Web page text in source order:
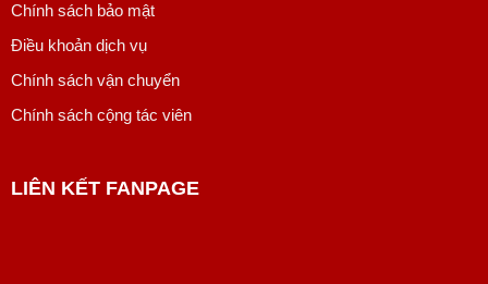
Chính sách bảo mật
Điều khoản dịch vụ
Chính sách vận chuyển
Chính sách cộng tác viên
LIÊN KẾT FANPAGE